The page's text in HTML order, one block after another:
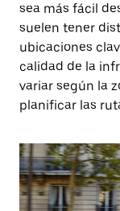
sea más fácil
suelen tener
ubicaciones
calidad de la
variar según la
planificar las